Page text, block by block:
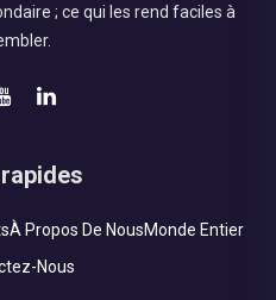
; ce qui les rend faciles à
À Propos De NousMonde Entier
Nous